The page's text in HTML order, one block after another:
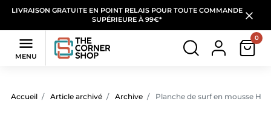
LIVRAISON GRATUITE EN POINT RELAIS POUR TOUTE COMMANDE
SUPÉRIEURE À 99€*

MENU
0
Accueil Article archivé Archive Planche de surf en mousse